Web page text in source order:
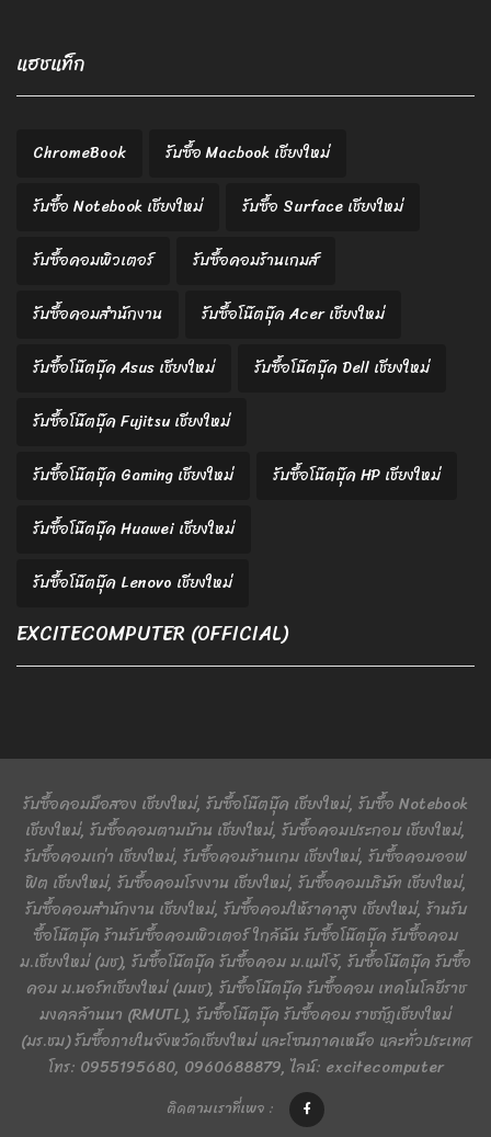
แฮชแท็ก
ChromeBook
รับซื้อ Macbook เชียงใหม่
รับซื้อ Notebook เชียงใหม่
รับซื้อ Surface เชียงใหม่
รับซื้อคอมพิวเตอร์
รับซื้อคอมร้านเกมส์
รับซื้อคอมสำนักงาน
รับซื้อโน๊ตบุ๊ค Acer เชียงใหม่
รับซื้อโน๊ตบุ๊ค Asus เชียงใหม่
รับซื้อโน๊ตบุ๊ค Dell เชียงใหม่
รับซื้อโน๊ตบุ๊ค Fujitsu เชียงใหม่
รับซื้อโน๊ตบุ๊ค Gaming เชียงใหม่
รับซื้อโน๊ตบุ๊ค HP เชียงใหม่
รับซื้อโน๊ตบุ๊ค Huawei เชียงใหม่
รับซื้อโน๊ตบุ๊ค Lenovo เชียงใหม่
EXCITECOMPUTER (OFFICIAL)
รับซื้อคอมมือสอง เชียงใหม่, รับซื้อโน๊ตบุ๊ค เชียงใหม่, รับซื้อ Notebook
เชียงใหม่, รับซื้อคอมตามบ้าน เชียงใหม่, รับซื้อคอมประกอบ เชียงใหม่,
รับซื้อคอมเก่า เชียงใหม่, รับซื้อคอมร้านเกม เชียงใหม่, รับซื้อคอมออฟ
ฟิต เชียงใหม่, รับซื้อคอมโรงงาน เชียงใหม่, รับซื้อคอมบริษัท เชียงใหม่,
รับซื้อคอมสำนักงาน เชียงใหม่, รับซื้อคอมให้ราคาสูง เชียงใหม่, ร้านรับ
ซื้อโน๊ตบุ๊ค ร้านรับซื้อคอมพิวเตอร์ ใกล้ฉัน รับซื้อโน๊ตบุ๊ค รับซื้อคอม
ม.เชียงใหม่ (มช), รับซื้อโน๊ตบุ๊ค รับซื้อคอม ม.แม่โจ้, รับซื้อโน๊ตบุ๊ค รับซื้อ
คอม ม.นอร์ทเชียงใหม่ (มนช), รับซื้อโน๊ตบุ๊ค รับซื้อคอม เทคโนโลยีราช
มงคลล้านนา (RMUTL), รับซื้อโน๊ตบุ๊ค รับซื้อคอม ราชภัฏเชียงใหม่
(มร.ชม) รับซื้อภายในจังหวัดเชียงใหม่ และโซนภาคเหนือ และทั่วประเทศ
โทร: 0955195680, 0960688879, ไลน์: excitecomputer
ติดตามเราที่เพจ :